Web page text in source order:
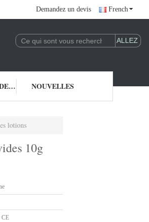
Demandez un devis French
DEMANDEZ UN DEVIS NOUVELLES
lotions
10g